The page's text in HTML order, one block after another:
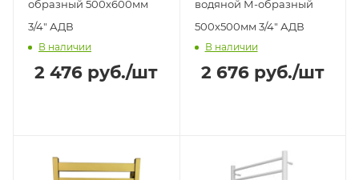
образный 500х600мм
3/4" АДВ
В наличии
2 476 руб./шт
водяной М-образный
500х500мм 3/4" АДВ
В наличии
2 676руб./шт